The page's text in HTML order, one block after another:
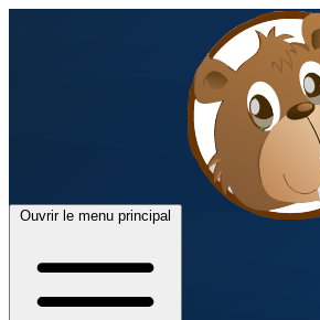
Ouvrir le menu principal